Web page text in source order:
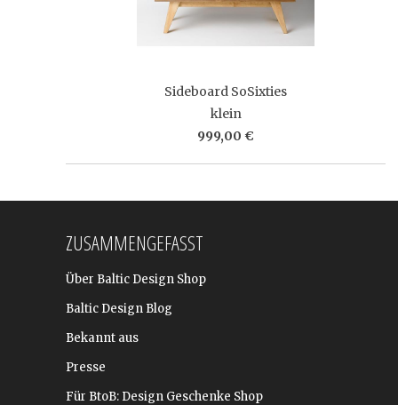
Sideboard SoSixties
klein
999,00 €
ZUSAMMENGEFASST
Über Baltic Design Shop
Baltic Design Blog
Bekannt aus
Presse
Für BtoB: Design Geschenke Shop